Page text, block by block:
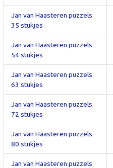
Jan van Haasteren puzzels
35 stukjes
Jan van Haasteren puzzels
54 stukjes
Jan van Haasteren puzzels
63 stukjes
Jan van Haasteren puzzels
72 stukjes
Jan van Haasteren puzzels
80 stukjes
Jan van Haasteren puzzels